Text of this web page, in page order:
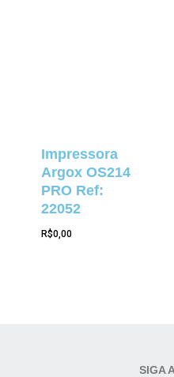
Impressora
Argox OS214
PRO Ref:
22052
R$0,00
SIGA